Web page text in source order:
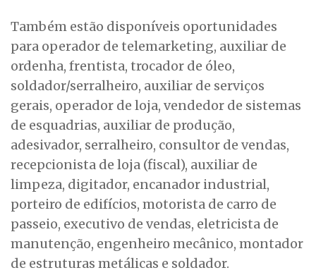
Também estão disponíveis oportunidades
para operador de telemarketing, auxiliar de
ordenha, frentista, trocador de óleo,
soldador/serralheiro, auxiliar de serviços
gerais, operador de loja, vendedor de sistemas
de esquadrias, auxiliar de produção,
adesivador, serralheiro, consultor de vendas,
recepcionista de loja (fiscal), auxiliar de
limpeza, digitador, encanador industrial,
porteiro de edifícios, motorista de carro de
passeio, executivo de vendas, eletricista de
manutenção, engenheiro mecânico, montador
de estruturas metálicas e soldador.